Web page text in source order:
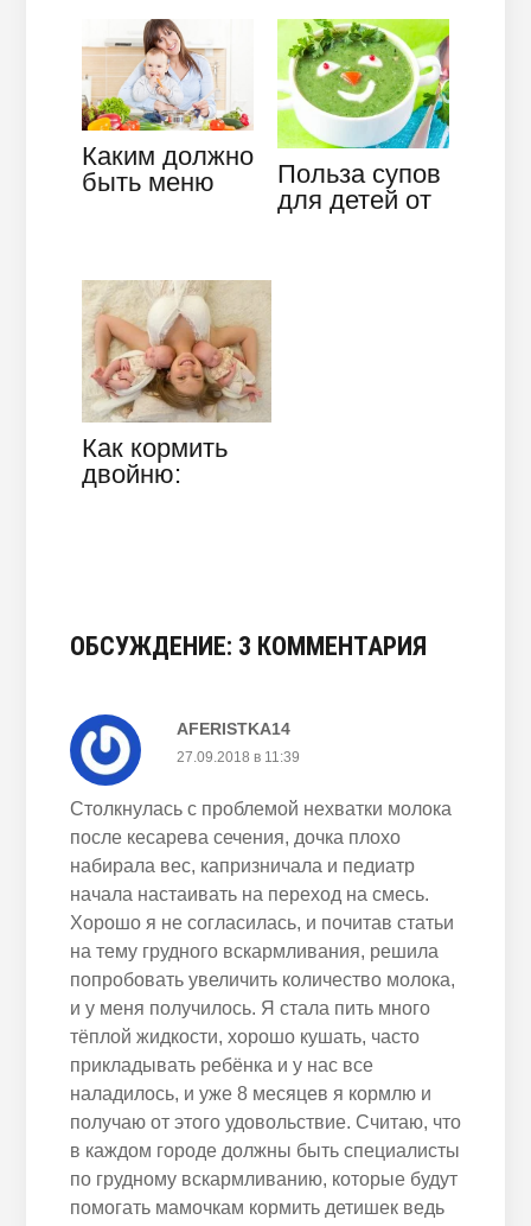
отзывы
почках
Каким должно
быть меню
месяц? Что…
Польза супов
для детей от
Как кормить
двойню:
ОБСУЖДЕНИЕ: 3 КОММЕНТАРИЯ
AFERISTKA14
27.09.2018 в 11:39
Столкнулась с проблемой нехватки молока
после кесарева сечения, дочка плохо
набирала вес, капризничала и педиатр
начала настаивать на переход на смесь.
Хорошо я не согласилась, и почитав статьи
на тему грудного вскармливания, решила
попробовать увеличить количество молока,
и у меня получилось. Я стала пить много
тёплой жидкости, хорошо кушать, часто
прикладывать ребёнка и у нас все
наладилось, и уже 8 месяцев я кормлю и
получаю от этого удовольствие. Считаю, что
в каждом городе должны быть специалисты
по грудному вскармливанию, которые будут
помогать мамочкам кормить детишек ведь